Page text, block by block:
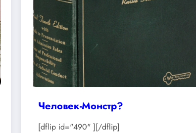
Человек-Монстр?
[dflip id="490" ][/dflip]